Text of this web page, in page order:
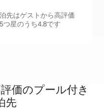
先はゲストから高評価
つ星のうち4.8です
価のプール付き
先